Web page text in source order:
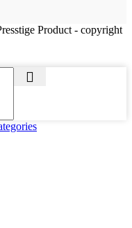
Product - copyright